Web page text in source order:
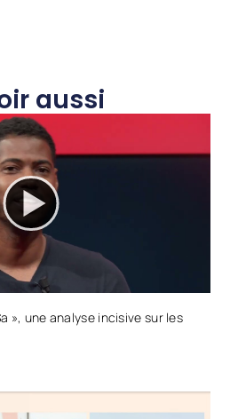
aussi
», une analyse incisive sur les